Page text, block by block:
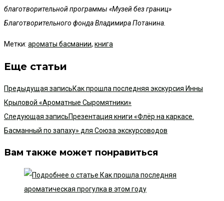
благотворительной программы «Музей без границ»
Благотворительного фонда Владимира Потанина.
Метки: ароматы басмании, книга
Еще статьи
Предыдущая записьКак прошла последняя экскурсия Инны
Крыловой «Ароматные Сыромятники»
Следующая записьПрезентация книги «Флёр на каркасе.
Басманный по запаху» для Союза экскурсоводов
Вам также может понравиться